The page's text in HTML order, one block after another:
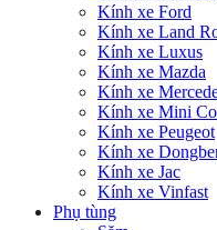
Kính xe Ford
Kính xe Land
Kính xe Luxus
Kính xe Mazda
Kính xe
Kính xe Mini
Kính xe Peugeot
Kính xe
Kính xe Jac
Kính xe Vinfast
Phụ tùng